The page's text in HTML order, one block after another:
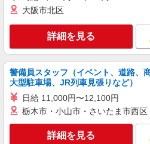
大阪市北区
詳細を見る
警備員スタッフ（イベント、道路、
大型駐車場、JR列車見張りなど）
日給 11,000円〜12,100円
栃木市・小山市・さいたま市西
詳細を見る